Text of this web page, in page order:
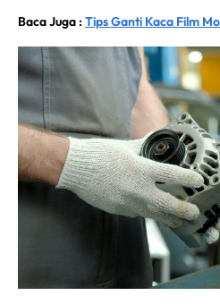
Baca Juga : Tips Ganti Kaca Film